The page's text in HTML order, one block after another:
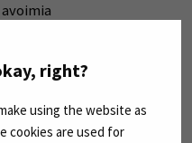
right?
using the website as
cookies are used for
ovat meille tärkeitä –
, kehittämis- ja